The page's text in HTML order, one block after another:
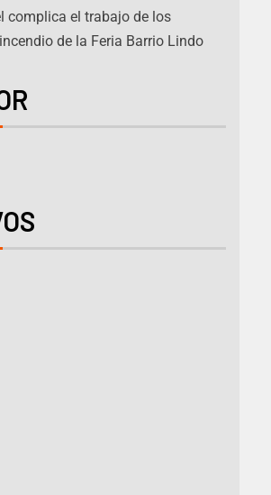
complica el trabajo de los
de la Feria Barrio Lindo